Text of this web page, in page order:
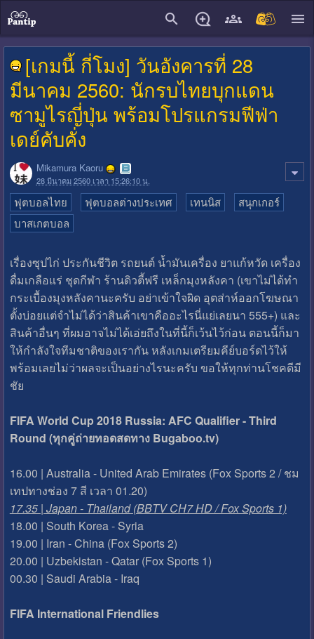
[เกมนี้ กี่โมง] วันอังคารที่ 28
มีนาคม 2560: นักรบไทยบุกแดน
ซามูไรญี่ปุ่น พร้อมโปรแกรมฟีฟ่า
เดย์คับคั่ง
Mikamura Kaoru
28 มีนาคม 2560 เวลา 15:26:10 น.
ฟุตบอลไทย ฟุตบอลต่างประเทศ เทนนิส
สนุกเกอร์
บาสเกตบอล
เรื่องซุปไก่ ประกันชีวิต รถยนต์ น้ำมันเครื่อง ยาแก้หวัด เครื่อง
ดื่มเกลือแร่ ชุดกีฬา ร้านดิวตี้ฟรี เหล็กมุงหลังคา (เขาไม่ได้ทำ
กระเบื้องมุงหลังคานะครับ อย่าเข้าใจผิด อุตส่าห์ออกโฆษณา
ตั้งบ่อยแต่จำไม่ได้ว่าสินค้าเขาคืออะไรนี่แย่เลยนา 555+) และ
สินค้าอื่นๆ ที่ผมอาจไม่ได้เอ่ยถึงในที่นี้ก็เว้นไว้ก่อน ตอนนี้ก็มา
ให้กำลังใจทีมชาติของเรากัน หลังเกมเตรียมคีย์บอร์ดไว้ให้
พร้อมเลยไม่ว่าผลจะเป็นอย่างไรนะครับ ขอให้ทุกท่านโชคดีมี
ชัย
FIFA World Cup 2018 Russia: AFC Qualifier - Third
Round (ทุกคู่ถ่ายทอดสดทาง Bugaboo.tv)
16.00 | Australia - United Arab Emirates (Fox Sports 2 / ชม
เทปทางช่อง 7 สี เวลา 01.20)
17.35 | Japan - Thailand (BBTV CH7 HD / Fox Sports 1)
18.00 | South Korea - Syria
19.00 | Iran - China (Fox Sports 2)
20.00 | Uzbekistan - Qatar (Fox Sports 1)
00.30 | Saudi Arabia - Iraq
FIFA International Friendlies
close